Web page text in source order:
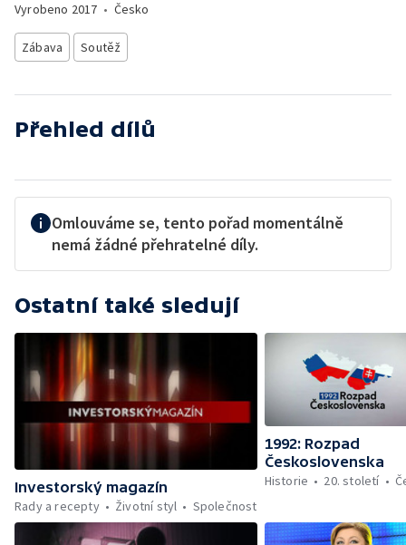
Vyrobeno 2017 • Česko
Zábava Soutěž
Přehled dílů
Omlouváme se, tento pořad momentálně
nemá žádné přehratelné díly.
Ostatní také sledují
Investorský magazín
Rady a recepty
Životní styl Společnost
1992: Rozpad
Československa
Historie
20. století